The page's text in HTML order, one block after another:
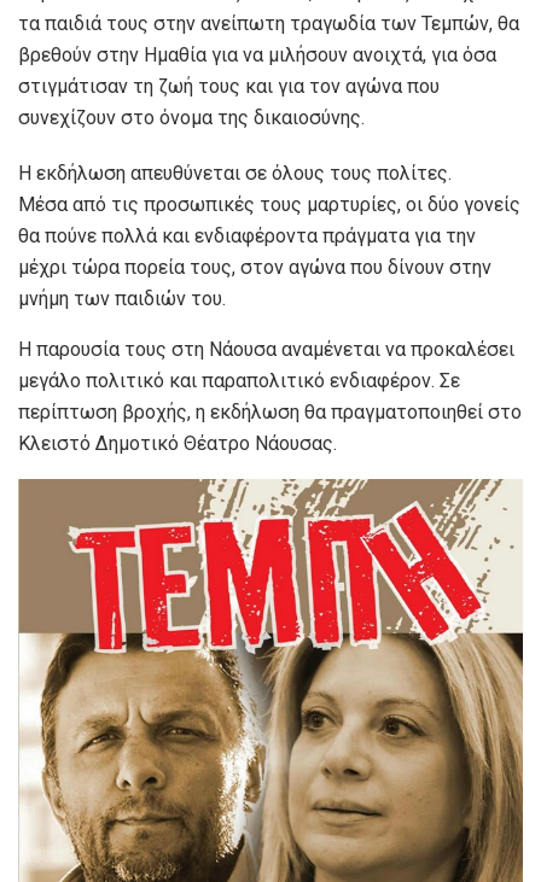
τα παιδιά τους στην ανείπωτη τραγωδία των Τεμπών, θα
βρεθούν στην Ημαθία για να μιλήσουν ανοιχτά, για όσα
στιγμάτισαν τη ζωή τους και για τον αγώνα που
συνεχίζουν στο όνομα της δικαιοσύνης.
Η εκδήλωση απευθύνεται σε όλους τους πολίτες.
Μέσα από τις προσωπικές τους μαρτυρίες, οι δύο γονείς
θα πούνε πολλά και ενδιαφέροντα πράγματα για την
μέχρι τώρα πορεία τους, στον αγώνα που δίνουν στην
μνήμη των παιδιών του.
Η παρουσία τους στη Νάουσα αναμένεται να προκαλέσει
μεγάλο πολιτικό και παραπολιτικό ενδιαφέρον. Σε
περίπτωση βροχής, η εκδήλωση θα πραγματοποιηθεί στο
Κλειστό Δημοτικό Θέατρο Νάουσας.